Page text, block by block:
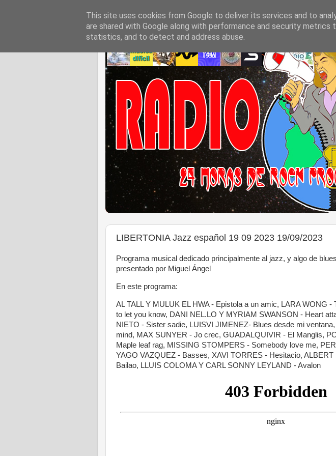
LIBERTONIA Jazz español 19 09 2023 19/09/2023
Programa musical dedicado principalmente al jazz, y algo de
presentado por Miguel Ángel
En este programa:
AL TALL Y MULUK EL HWA - Epistola a un amic, LARA WONG -
to let you know, DANI NEL.LO Y MYRIAM SWANSON - Heart
NIETO - Sister sadie, LUISVI JIMENEZ- Blues desde mi
mind, MAX SUNYER - Jo crec, GUADALQUIVIR - El Manglis,
Maple leaf rag, MISSING STOMPERS - Somebody love me,
YAGO VAZQUEZ - Basses, XAVI TORRES - Hesitacio,
Bailao, LLUIS COLOMA Y CARL SONNY LEYLAND - Avalon
This site uses cookies from Google to deliver its services and to
are shared with Google along with performance and security metrics
statistics, and to detect and address abuse.